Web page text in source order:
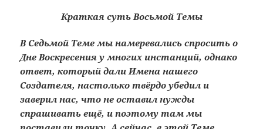
Краткая суть Восьмой Темы
В Седьмой Теме мы намеревались спросить о
Дне Воскресения у многих инстанций, однако
ответ, который дали Имена нашего
Создателя, настолько твёрдо убедил и
заверил нас, что не оставил нужды
спрашивать ещё, и поэтому там мы